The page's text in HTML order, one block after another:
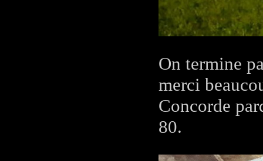
On termine
merci
Concorde
80.